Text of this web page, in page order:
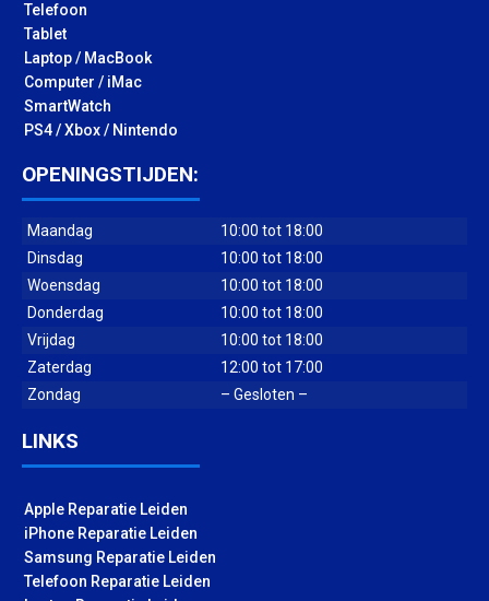
Telefoon
Tablet
Laptop / MacBook
Computer / iMac
SmartWatch
PS4 / Xbox / Nintendo
OPENINGSTIJDEN:
Maandag
10:00 tot 18:00
Dinsdag
10:00 tot 18:00
Woensdag
10:00 tot 18:00
Donderdag
10:00 tot 18:00
Vrijdag
10:00 tot 18:00
Zaterdag
12:00 tot 17:00
Zondag
– Gesloten –
LINKS
Apple Reparatie Leiden
iPhone Reparatie Leiden
Samsung Reparatie Leiden
Telefoon Reparatie Leiden